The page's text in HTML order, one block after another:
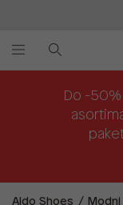
Do -
Aldo Shoes